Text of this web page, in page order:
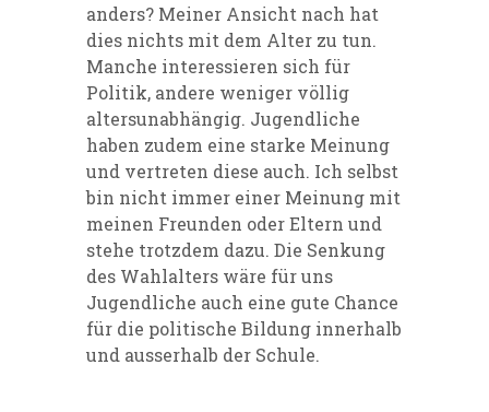
anders? Meiner Ansicht nach hat
dies nichts mit dem Alter zu tun.
Manche interessieren sich für
Politik, andere weniger völlig
altersunabhängig. Jugendliche
haben zudem eine starke Meinung
und vertreten diese auch. Ich selbst
bin nicht immer einer Meinung mit
meinen Freunden oder Eltern und
stehe trotzdem dazu. Die Senkung
des Wahlalters wäre für uns
Jugendliche auch eine gute Chance
für die politische Bildung innerhalb
und ausserhalb der Schule.